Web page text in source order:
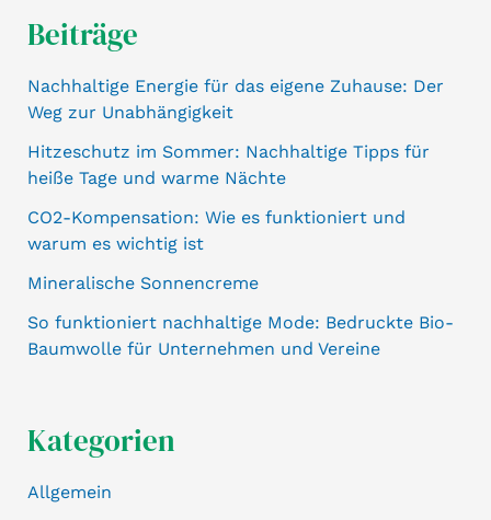
Beiträge
Nachhaltige Energie für das eigene Zuhause: Der
Weg zur Unabhängigkeit
Hitzeschutz im Sommer: Nachhaltige Tipps für
heiße Tage und warme Nächte
CO2-Kompensation: Wie es funktioniert und
warum es wichtig ist
Mineralische Sonnencreme
So funktioniert nachhaltige Mode: Bedruckte Bio-
Baumwolle für Unternehmen und Vereine
Kategorien
Allgemein